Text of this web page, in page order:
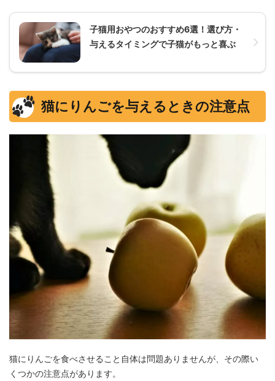
子猫用おやつのおすすめ6選！選び方・
与えるタイミングで子猫がもっと喜ぶ
猫にりんごを与えるときの注意点
猫にりんごを食べさせること自体は問題ありませんが、その際い
くつかの注意点があります。